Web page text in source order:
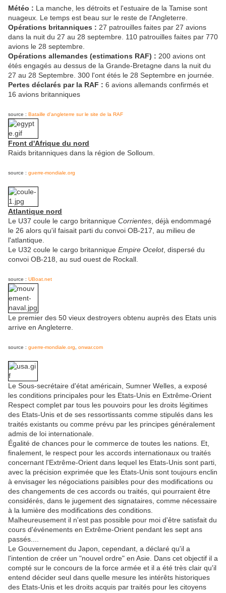
Météo : La manche, les détroits et l'estuaire de la Tamise sont
nuageux. Le temps est beau sur le reste de l'Angleterre.
Opérations britanniques : 27 patrouilles faites par 27 avions
dans la nuit du 27 au 28 septembre. 110 patrouilles faites par 770
avions le 28 septembre.
Opérations allemandes (estimations RAF) : 200 avions ont
étés engagés au dessus de la Grande-Bretagne dans la nuit du
27 au 28 Septembre. 300 l'ont étés le 28 Septembre en journée.
Pertes déclarés par la RAF : 6 avions allemands confirmés et
16 avions britanniques
source : Bataille d'angleterre sur le site de la RAF
Front d'Afrique du nord
Raids britanniques dans la région de Solloum.
source : guerre-mondiale.org
Atlantique nord
Le U37 coule le cargo britannique Corrientes , déjà endommagé
le 26 alors qu'il faisait parti du convoi OB-217, au milieu de
l'atlantique.
Le U32 coule le cargo britannique Empire Ocelot, dispersé du
convoi OB-218, au sud ouest de Rockall.
source : UBoat.net
Le premier des 50 vieux destroyers obtenu auprès des Etats unis
arrive en Angleterre.
source : guerre-mondiale.org onwar.com
Le Sous-secrétaire d'état américain, Sumner Welles, a exposé
les conditions principales pour les Etats-Unis en Extrême-Orient
Respect complet par tous les pouvoirs pour les droits légitimes
des Etats-Unis et de ses ressortissants comme stipulés dans les
traités existants ou comme prévu par les principes généralement
admis de loi internationale.
Égalité de chances pour le commerce de toutes les nations. Et,
finalement, le respect pour les accords internationaux ou traités
concernant l'Extrême-Orient dans lequel les Etats-Unis sont parti,
avec la précision exprimée que les Etats-Unis sont toujours enclin
à envisager les négociations paisibles pour des modifications ou
des changements de ces accords ou traités, qui pourraient être
considérés, dans le jugement des signataires, comme nécessaire
à la lumière des modifications des conditions.
Malheureusement il n'est pas possible pour moi d'être satisfait du
cours d'événements en Extrême-Orient pendant les sept ans
passés....
Le Gouvernement du Japon, cependant, a déclaré qu'il a
l'intention de créer un "nouvel ordre" en Asie. Dans cet objectif il a
compté sur le concours de la force armée et il a été très clair qu'il
entend décider seul dans quelle mesure les intérêts historiques
des Etats-Unis et les droits acquis par traités pour les citoyens